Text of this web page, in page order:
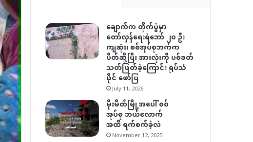
ချောက်က တိုက်ပွဲမှာ
တော်လှန်ရေးရဲဘော် ၂၀ ဦး
ကျဆုံး၊ စစ်အုပ်စုဘက်က
ပိတ်ဆို့ပြီး အားလုံးကို ပစ်ခတ်
သတ်ဖြတ်ခဲ့ကြောင်း ရုပ်သံ
ဖိုင် ဖော်ပြ
July 11, 2026
မိုးမိတ်မြို့အပေါ် စစ်
အုပ်စု ဘယ်လောက်
အထိ ရက်စက်ခဲ့လဲ
November 12, 2025